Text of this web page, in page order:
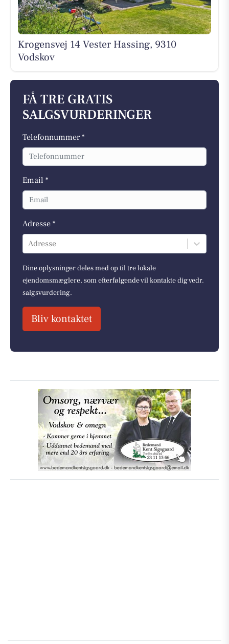
Krogensvej 14 Vester Hassing, 9310
Vodskov
FÅ TRE GRATIS
SALGSVURDERINGER
Telefonnummer *
Email *
Adresse *
Adresse
Dine oplysninger deles med op til tre lokale
ejendomsmæglere, som efterfølgende vil kontakte dig vedr.
salgsvurdering.
Bliv kontaktet